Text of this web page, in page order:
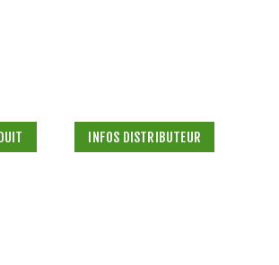
INFOS DISTRIBUTEUR